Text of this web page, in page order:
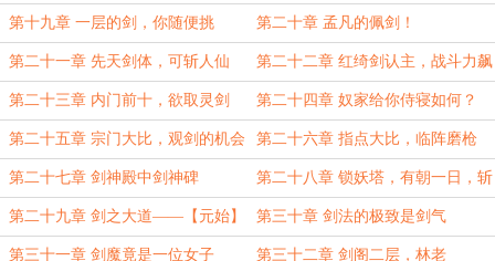
第十九章 一层的剑，你随便挑 第二十章 孟凡的佩剑！
第二十一章 先天剑体，可斩人仙 第二十二章 红绮剑认主，战斗力飙
升
第二十三章 内门前十，欲取灵剑 第二十四章 奴家给你侍寝如何？
第二十五章 宗门大比，观剑的机会 第二十六章 指点大比，临阵磨枪
第二十七章 剑神殿中剑神碑 第二十八章 锁妖塔，有朝一日，斩
妖除魔
第二十九章 剑之大道——【元始】 第三十章 剑法的极致是剑气
第三十一章 剑魔竟是一位女子 第三十二章 剑阁二层，林老